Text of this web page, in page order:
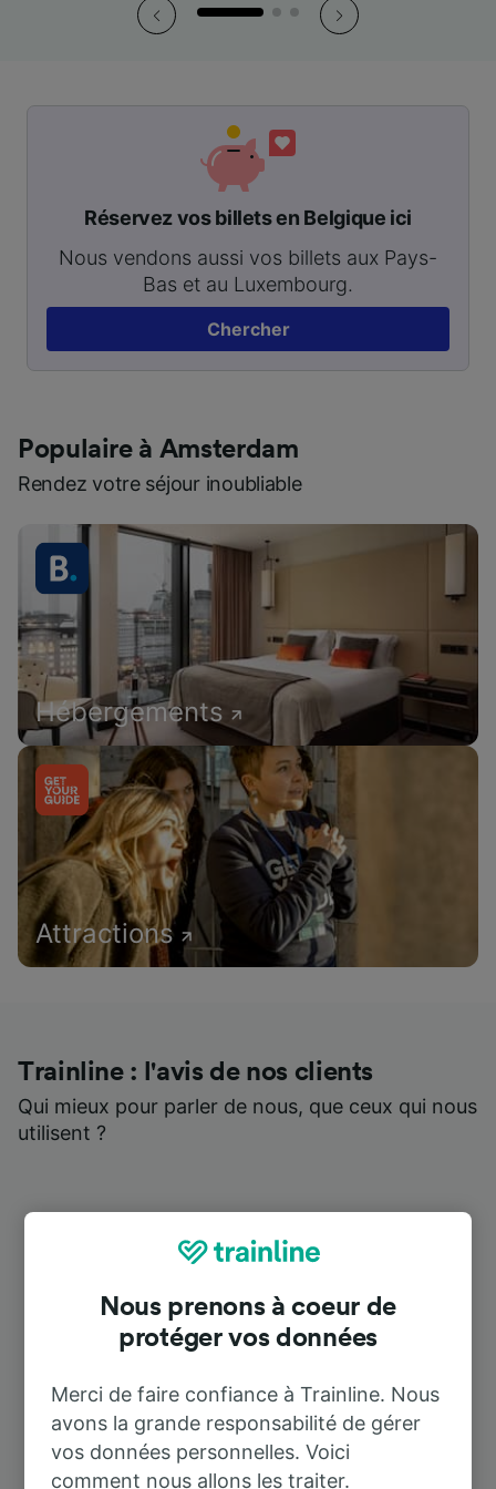
Réservez vos billets en Belgique ici
Nous vendons aussi vos billets aux Pays-
Bas et au Luxembourg.
Chercher
Populaire à Amsterdam
Rendez votre séjour inoubliable
Hébergements
Attractions
Trainline : l'avis de nos clients
Qui mieux pour parler de nous, que ceux qui nous
utilisent ?
Nous prenons à coeur de
protéger vos données
Merci de faire confiance à Trainline. Nous
avons la grande responsabilité de gérer
vos données personnelles. Voici
comment nous allons les traiter.